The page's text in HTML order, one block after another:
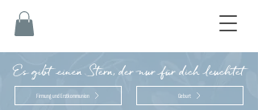
Es gibt einen Stern, der nur für dich leuchtet
Firmung und Erstkommunion Geburt